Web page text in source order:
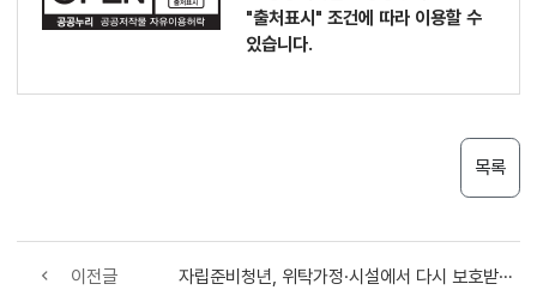
"출처표시" 조건에 따라 이용할 수
있습니다.
목록
이전글 자립준비청년, 위탁가정·시설에서 다시 보호받으며 자립을 준비할 수 있게 된다